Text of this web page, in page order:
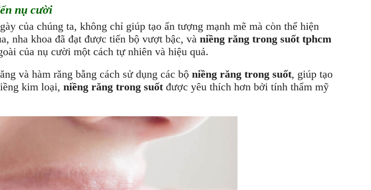
nụ cười
của chúng ta, không chỉ giúp tạo ấn tượng mạnh mẽ mà còn thể hiện
nha khoa đã đạt được tiến bộ vượt bậc, và niềng răng trong suốt tphcm
của nụ cười một cách tự nhiên và hiệu quả.
và hàm răng bằng cách sử dụng các bộ niềng răng trong suốt, giúp tạo
kim loại, niềng răng trong suốtđược yêu thích hơn bởi tính thẩm mỹ